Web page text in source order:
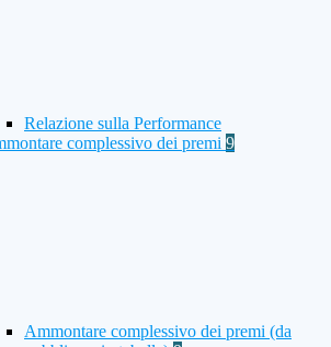
Relazione sulla Performance
complessivo dei premi 9
Ammontare complessivo dei premi (da